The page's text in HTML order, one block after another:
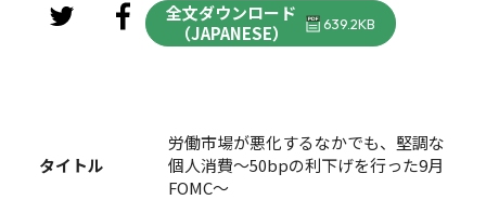
全文ダウンロード
（JAPANESE）
639.2KB
タイトル
労働市場が悪化するなかでも、堅調な
個人消費～50bpの利下げを行った9月
FOMC～